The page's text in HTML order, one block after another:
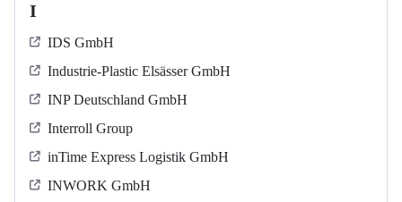
I
IDS GmbH
Industrie-Plastic Elsässer GmbH
INP Deutschland GmbH
Interroll Group
inTime Express Logistik GmbH
INWORK GmbH